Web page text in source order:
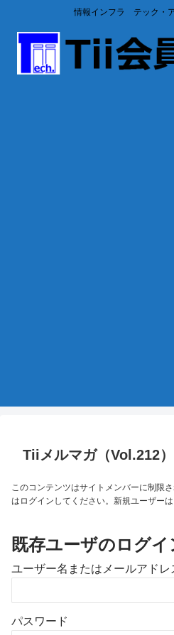
情報インフラ テック・
Tiiメルマガ（Vol.212
このコンテンツはサイトメンバーに制限
はログインしてください。新規ユーザーは
既存ユーザのログイ
ユーザー名またはメールアドレ
パスワード